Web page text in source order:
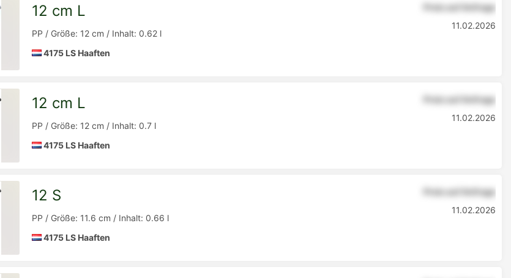
Detailseite
Detailseite
12 cm L
PP / Größe: 12 cm / Inhalt: 0.62 l
4175 LS Haaften
Preis auf Anfrage
11.02.2026
Detailseite
12 cm L
PP / Größe: 12 cm / Inhalt: 0.7 l
4175 LS Haaften
Preis auf Anfrage
11.02.2026
12 S
PP / Größe: 11.6 cm / Inhalt: 0.66 l
4175 LS Haaften
Preis auf Anfrage
11.02.2026